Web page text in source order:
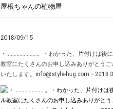
屋根ちゃんの植物屋
2018/09/15
・…………………。・わかった、片付けは後に
教室にたくさんのお申し込みありがとう
いたします。info@style-hug.com・